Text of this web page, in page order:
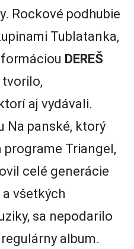
Rockové podhubie
Tublatanka,
DEREŠ
tvorilo,
aj vydávali.
Na panské, ktorý
Triangel,
celé generácie
všetkých
sa nepodarilo
album.